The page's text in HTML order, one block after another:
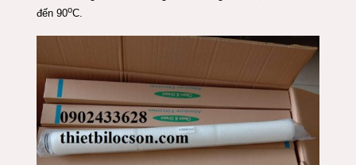
đến 90oC.